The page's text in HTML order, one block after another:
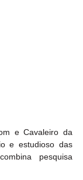
e Cavaleiro da
e estudioso das
pesquisa